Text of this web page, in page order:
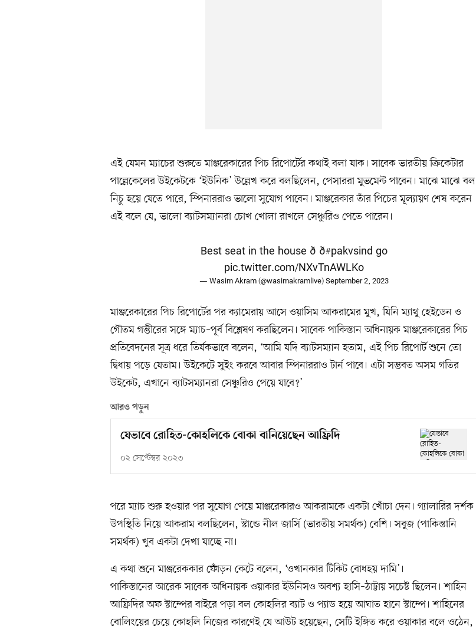
এই যেমন ম্যাচের শুরুতে মাঞ্জরেকারের পিচ রিপোর্টের কথাই বলা যাক। সাবেক ভারতীয় ক্রিকেটার
পাল্লেকেলের উইকেটকে ‘ইউনিক’ উল্লেখ করে বলছিলেন, পেসাররা মুভমেন্ট পাবেন। মাঝে মাঝে বল
নিচু হয়ে যেতে পারে, স্পিনাররাও ভালো সুযোগ পাবেন। মাঞ্জরেকার তাঁর পিচের মূল্যায়ণ শেষ করেন
এই বলে যে, ভালো ব্যাটসম্যানরা চোখ খোলা রাখলে সেঞ্চুরিও পেতে পারেন।
Best seat in the house ð¡ð#pakvsind go
pic.twitter.com/NXvTnAWLKo
— Wasim Akram (@wasimakramlive)September 2, 2023
মাঞ্জরেকারের পিচ রিপোর্টের পর ক্যামেরায় আসে ওয়াসিম আকরামের মুখ, যিনি ম্যাথু হেইডেন ও
গৌতম গম্ভীরের সঙ্গে ম্যাচ–পূর্ব বিশ্লেষণ করছিলেন। সাবেক পাকিস্তান অধিনায়ক মাঞ্জরেকারের পিচ
প্রতিবেদনের সূত্র ধরে তির্যকভাবে বলেন, ‘আমি যদি ব্যাটসম্যান হতাম, এই পিচ রিপোর্ট শুনে তো
দ্বিধায় পড়ে যেতাম। উইকেটে সুইং করবে আবার স্পিনাররাও টার্ন পাবে। এটা সম্ভবত অসম গতির
উইকেট, এখানে ব্যাটসম্যানরা সেঞ্চুরিও পেয়ে যাবে?’
আরও পড়ুন
যেভাবে রোহিত-কোহলিকে বোকা বানিয়েছেন আফ্রিদি
০২ সেপ্টেম্বর ২০২৩
পরে ম্যাচ শুরু হওয়ার পর সুযোগ পেয়ে মাঞ্জরেকারও আকরামকে একটা খোঁচা দেন। গ্যালারির দর্শক
উপস্থিতি নিয়ে আকরাম বলছিলেন, স্টান্ডে নীল জার্সি (ভারতীয় সমর্থক) বেশি। সবুজ (পাকিস্তানি
সমর্থক) খুব একটা দেখা যাচ্ছে না।
এ কথা শুনে মাঞ্জরেককার ফোঁড়ন কেটে বলেন, ‘ওখানকার টিকিট বোধহয় দামি’।
পাকিস্তানের আরেক সাবেক অধিনায়ক ওয়াকার ইউনিসও অবশ্য হাসি–ঠাট্টায় সচেষ্ট ছিলেন। শাহিন
আফ্রিদির অফ স্টাম্পের বাইরে পড়া বল কোহলির ব্যাট ও প্যাড হয়ে আঘাত হানে স্টাম্পে। শাহিনের
বোলিংয়ের চেয়ে কোহলি নিজের কারণেই যে আউট হয়েছেন, সেটি ইঙ্গিত করে ওয়াকার বলে ওঠেন,